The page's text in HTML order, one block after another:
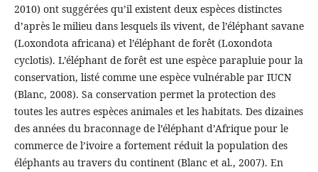
2010) ont suggérées qu’il existent deux espèces distinctes
d’après le milieu dans lesquels ils vivent, de l’éléphant savane
(Loxondota africana) et l’éléphant de forêt (Loxondota
cyclotis). L’éléphant de forêt est une espèce parapluie pour la
conservation, listé comme une espèce vulnérable par IUCN
(Blanc, 2008). Sa conservation permet la protection des
toutes les autres espèces animales et les habitats. Des dizaines
des années du braconnage de l’éléphant d’Afrique pour le
commerce de l’ivoire a fortement réduit la population des
éléphants au travers du continent (Blanc et al., 2007). En